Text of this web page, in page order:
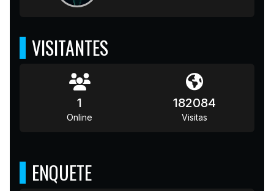
VISITANTES
1
Online
182084
Visitas
ENQUETE